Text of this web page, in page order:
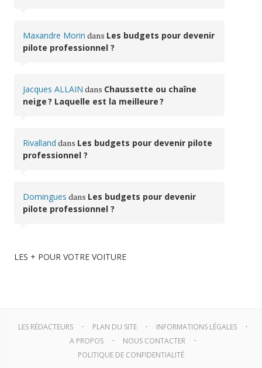
Maxandre Morin dans Les budgets pour devenir
pilote professionnel ?
Jacques ALLAIN dans Chaussette ou chaîne
neige ? Laquelle est la meilleure ?
Rivalland dans Les budgets pour devenir pilote
professionnel ?
Domingues dans Les budgets pour devenir
pilote professionnel ?
LES + POUR VOTRE VOITURE
LES RÉDACTEURS PLAN DU SITE
INFORMATIONS LÉGALES
A PROPOS
NOUS CONTACTER
POLITIQUE DE CONFIDENTIALITÉ